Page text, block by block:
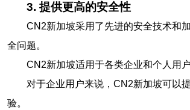
3. 提供更高的安全性
CN2新加坡采用了先进的安全技术和
全问题。
CN2新加坡适用于各类企业和个人用
对于企业用户来说，CN2新加坡可以
验。